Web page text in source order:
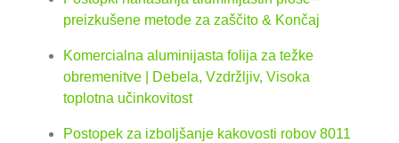
preizkušene metode za zaščito & Končaj
Komercialna aluminijasta folija za težke
obremenitve | Debela, Vzdržljiv, Visoka
toplotna učinkovitost
Postopek za izboljšanje kakovosti robov 8011